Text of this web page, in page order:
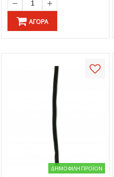
ΑΓΟΡΆ
ΔΗΜΟΦΙΛΉ ΠΡΟΪΌΝ